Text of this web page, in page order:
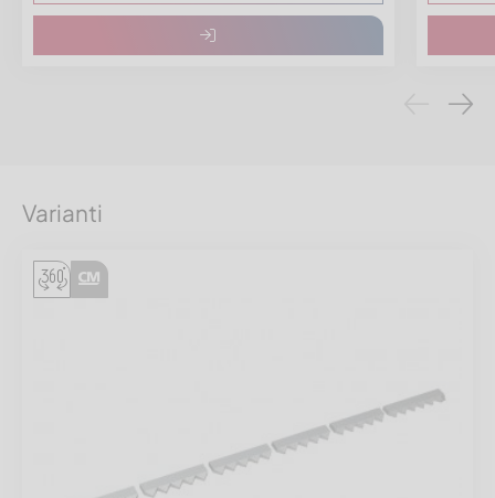
Varianti